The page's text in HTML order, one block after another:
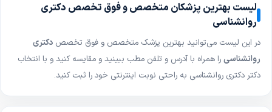
لیست بهترین پزشکان متخصص و فوق تخصص دکتری
روانشناسی
در این لیست می‌توانید بهترین پزشک متخصص و فوق تخصص دکتری
روانشناسیرا همراه با آدرس و تلفن مطب ببینید و مقایسه کنید و با انتخاب
دکتر دکتری روانشناسی به راحتی نوبت اینترنتی خود را ثبت کنید.